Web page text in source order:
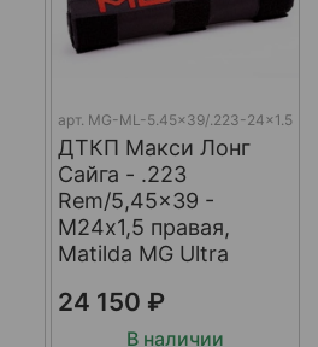
арт. MG-ML-5.45x39/.223-24x1.5
ДТКП Макси Лонг
Сайга - .223
Rem/5,45x39 -
М24x1,5 правая,
Matilda MG Ultra
24 150 ₽
В наличии